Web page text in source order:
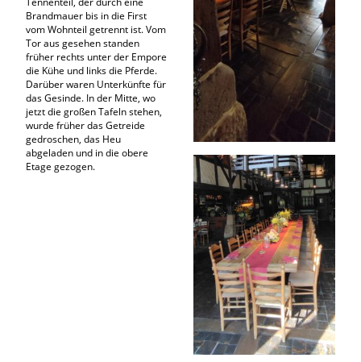
Brandmauer bis in die First
vom Wohnteil getrennt ist. Vom
Tor aus gesehen standen
früher rechts unter der Empore
die Kühe und links die Pferde.
Darüber waren Unterkünfte für
das Gesinde. In der Mitte, wo
jetzt die großen Tafeln stehen,
wurde früher das Getreide
gedroschen, das Heu
abgeladen und in die obere
Etage gezogen.